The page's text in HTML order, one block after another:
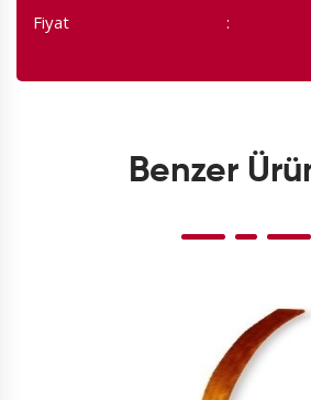
Fiyat
Benzer